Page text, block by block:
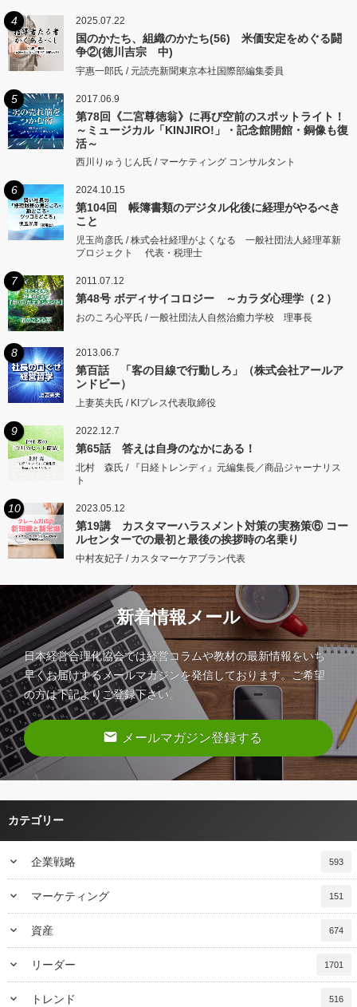
4 2025.07.22
国のかたち、組織のかたち(56) 米価安定をめぐる闘
争②(徳川吉宗 中)
宇惠一郎氏 / 元読売新聞東京本社国際部編集委員
5 2017.06.9
第78回《二宮尊徳翁》に再び空前のスポットライト！
～ミュージカル「KINJIRO!」・記念館開館・銅像も復
活～
西川りゅうじん氏 / マーケティング コンサルタント
6 2024.10.15
第104回 帳簿書類のデジタル化後に経理がやるべき
こと
児玉尚彦氏 / 株式会社経理がよくなる 一般社団法人経理革新
プロジェクト 代表・税理士
7 2011.07.12
第48号 ボディサイコロジー ～カラダ心理学（２）
おのころ心平氏 / 一般社団法人自然治癒力学校 理事長
8 2013.06.7
第百話 「客の目線で行動しろ」（株式会社アールア
ンドビー）
上妻英夫氏 / KIプレス代表取締役
9 2022.12.7
第65話 答えは自身のなかにある！
北村 森氏 / 『日経トレンディ』元編集長／商品ジャーナリス
ト
10 2023.05.12
第19講 カスタマーハラスメント対策の実務策⑥ コー
ルセンターでの最初と最後の挨拶時の名乗り
中村友妃子 / カスタマーケアプラン代表
新着情報メール
日本経営合理化協会では経営コラムや教材の最新情報をいち
早くお届けするメールマガジンを発信しております。ご希望
の方は下記よりご登録下さい。
email メールマガジン登録する
カテゴリー
keyboard_arrow_down 企業戦略 593
keyboard_arrow_down マーケティング 151
keyboard_arrow_down 資産 674
keyboard_arrow_down リーダー 1701
keyboard_arrow_down トレンド 516